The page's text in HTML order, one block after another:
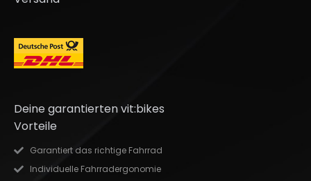
Deine garantierten vit:bikes
Vorteile
Garantiert das richtige Fahrrad
Individuelle Fahrradergonomie